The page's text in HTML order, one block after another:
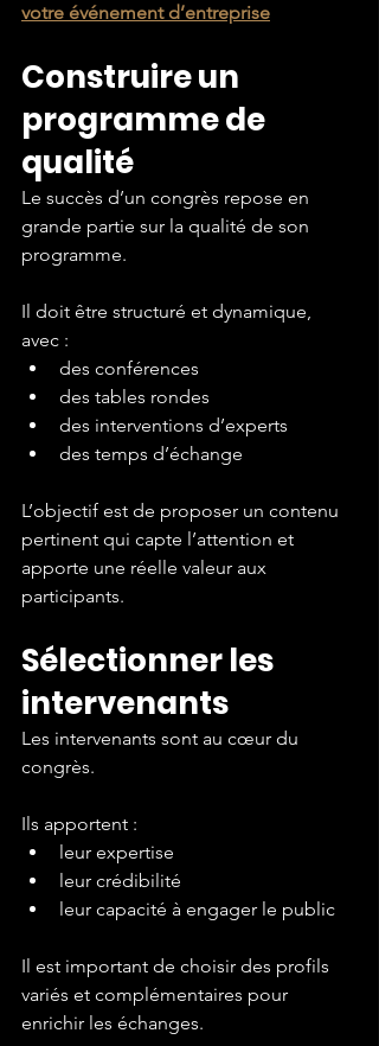
votre événement d’entreprise
Construire un
programme de
qualité
Le succès d’un congrès repose en
grande partie sur la qualité de son
programme.
Il doit être structuré et dynamique,
avec :
des conférences
des tables rondes
des interventions d’experts
des temps d’échange
L’objectif est de proposer un contenu
pertinent qui capte l’attention et
apporte une réelle valeur aux
participants.
Sélectionner les
intervenants
Les intervenants sont au cœur du
congrès.
Ils apportent :
leur expertise
leur crédibilité
leur capacité à engager le public
Il est important de choisir des profils
variés et complémentaires pour
enrichir les échanges.